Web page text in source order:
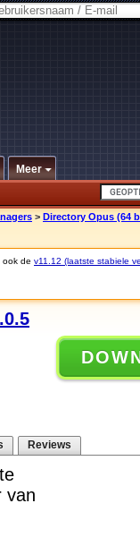
Meer
> Directory Opus (64
ook de v11.12 (laatste stabiele
Reviews
van